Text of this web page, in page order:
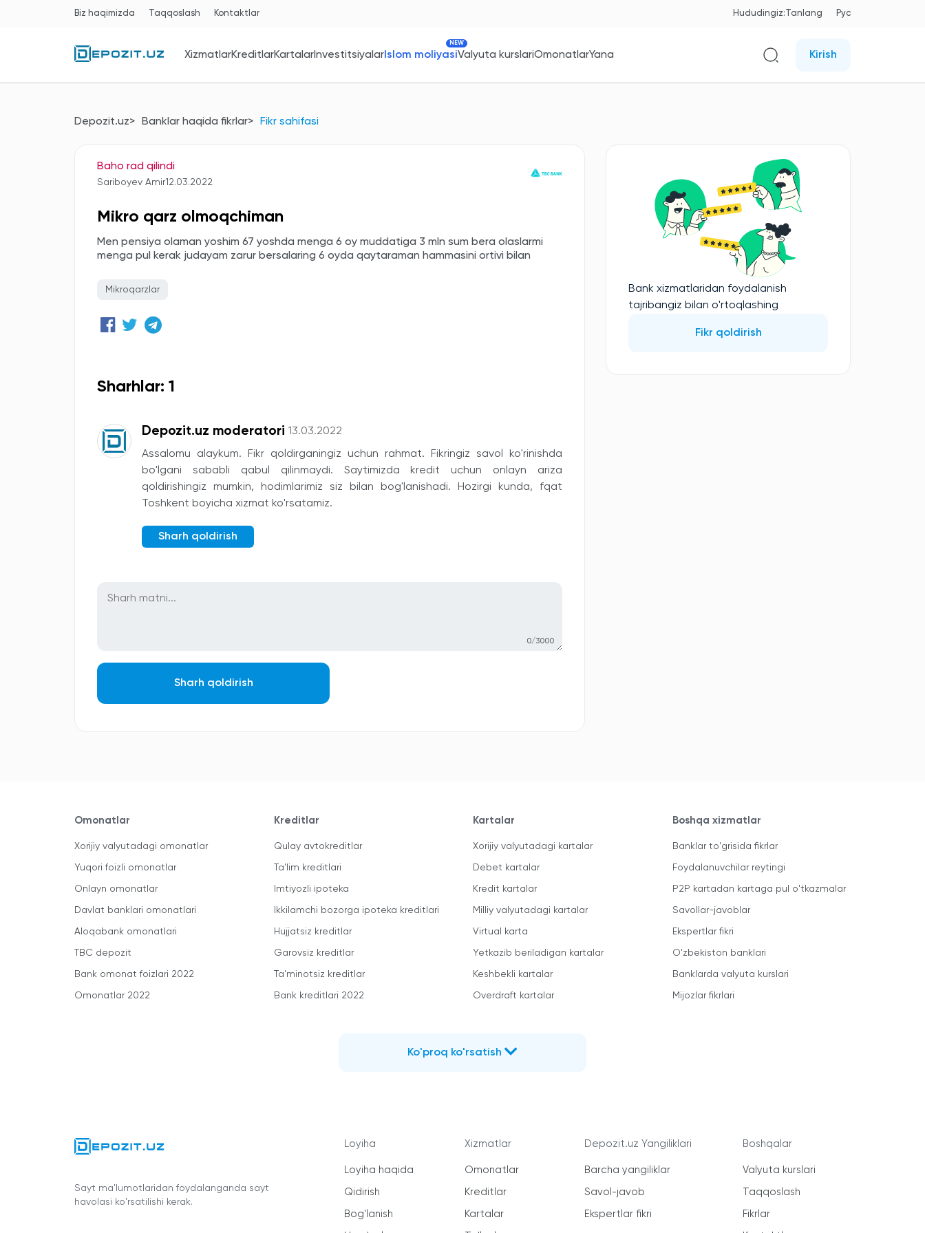
Biz haqimizda Taqqoslash Kontaktlar Hududingiz:Tanlang Рус
XizmatlarKreditlarKartalarInvestitsiyalarIslom moliyasi
NEW
Valyuta kurslariOmonatlarYana Kirish
Depozit.uz Banklar haqida fikrlar Fikr sahifasi
Baho rad qilindi
Sariboyev Amir12.03.2022
Mikro qarz olmoqchiman
Men pensiya olaman yoshim 67 yoshda menga 6 oy muddatiga 3 mln sum bera olaslarmi
menga pul kerak judayam zarur bersalaring 6 oyda qaytaraman hammasini ortivi bilan
Mikroqarzlar
Sharhlar: 1
Depozit.uz moderatori 13.03.2022
Assalomu alaykum. Fikr qoldirganingiz uchun rahmat. Fikringiz savol ko'rinishda
bo'lgani sababli qabul qilinmaydi. Saytimizda kredit uchun onlayn ariza
qoldirishingiz mumkin, hodimlarimiz siz bilan bog'lanishadi. Hozirgi kunda, fqat
Toshkent boyicha xizmat ko'rsatamiz.
Sharh qoldirish
0/3000
Sharh qoldirish
Bank xizmatlaridan foydalanish
tajribangiz bilan o'rtoqlashing
Fikr qoldirish
Omonatlar
Xorijiy valyutadagi omonatlar
Yuqori foizli omonatlar
Onlayn omonatlar
Davlat banklari omonatlari
Aloqabank omonatlari
TBC depozit
Bank omonat foizlari 2022
Omonatlar 2022
Kreditlar
Qulay avtokreditlar
Ta'lim kreditlari
Imtiyozli ipoteka
Ikkilamchi bozorga ipoteka kreditlari
Hujjatsiz kreditlar
Garovsiz kreditlar
Ta'minotsiz kreditlar
Bank kreditlari 2022
Kartalar
Xorijiy valyutadagi kartalar
Debet kartalar
Kredit kartalar
Milliy valyutadagi kartalar
Virtual karta
Yetkazib beriladigan kartalar
Keshbekli kartalar
Overdraft kartalar
Boshqa xizmatlar
Banklar to'grisida fikrlar
Foydalanuvchilar reytingi
P2P kartadan kartaga pul o'tkazmalar
Savollar-javoblar
Ekspertlar fikri
O'zbekiston banklari
Banklarda valyuta kurslari
Mijozlar fikrlari
Ko'proq ko'rsatish
Sayt ma'lumotlaridan foydalanganda sayt
havolasi ko'rsatilishi kerak.
Loyiha
Loyiha haqida
Qidirish
Bog'lanish
Xizmatlar
Omonatlar
Kreditlar
Kartalar
Depozit.uz Yangiliklari
Barcha yangiliklar
Savol-javob
Ekspertlar fikri
Boshqalar
Valyuta kurslari
Taqqoslash
Fikrlar